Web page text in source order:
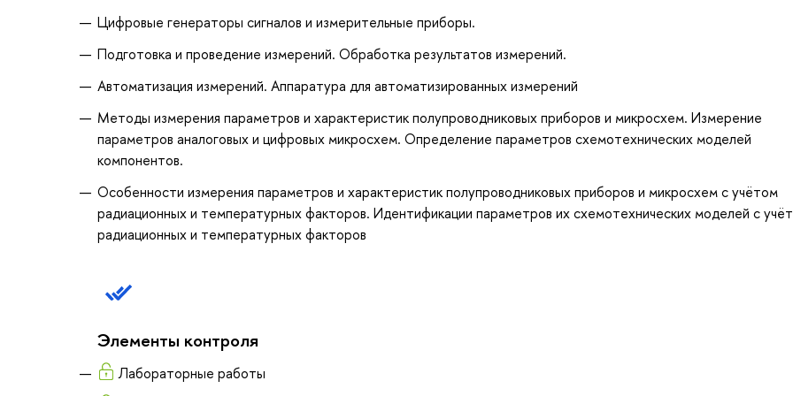
Цифровые генераторы сигналов и измерительные приборы.
Подготовка и проведение измерений. Обработка результатов измерений.
Автоматизация измерений. Аппаратура для автоматизированных измерений
Методы измерения параметров и характеристик полупроводниковых приборов и микросхем. Измерение
параметров аналоговых и цифровых микросхем. Определение параметров схемотехнических моделей
компонентов.
Особенности измерения параметров и характеристик полупроводниковых приборов и микросхем с учётом
радиационных и температурных факторов. Идентификации параметров их схемотехнических моделей с
радиационных и температурных факторов
Элементы контроля
Лабораторные работы